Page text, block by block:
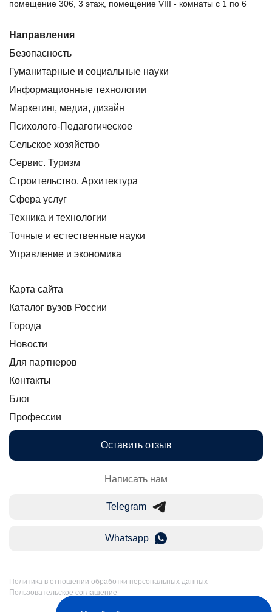
помещение 306, 3 этаж, помещение VIII - комнаты с 1 по 6
Направления
Безопасность
Гуманитарные и социальные науки
Информационные технологии
Маркетинг, медиа, дизайн
Психолого-Педагогическое
Сельское хозяйство
Сервис. Туризм
Строительство. Архитектура
Сфера услуг
Техника и технологии
Точные и естественные науки
Управление и экономика
Карта сайта
Каталог вузов России
Города
Новости
Для партнеров
Контакты
Блог
Профессии
Оставить отзыв
Написать нам
Telegram
Whatsapp
Политика в отношении обработки персональных данных
Пользовательское соглашение